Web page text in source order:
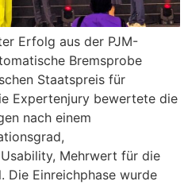
Erfolg aus der PJM-
Bremsprobe
Staatspreis für
Expertenjury bewertete die
nach einem
Mehrwert für die
Die Einreichphase wurde